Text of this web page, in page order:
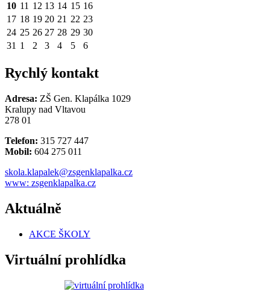
10 11 12 13 14 15 16
17 18 19 20 21 22 23
24 25 26 27 28 29 30
31 1 2 3 4 5 6
Rychlý kontakt
Adresa: ZŠ Gen. Klapálka 1029
Kralupy nad Vltavou
278 01
Telefon: 315 727 447
Mobil: 604 275 011
skola.klapalek@zsgenklapalka.cz
www: zsgenklapalka.cz
Aktuálně
AKCE ŠKOLY
Virtuální prohlídka